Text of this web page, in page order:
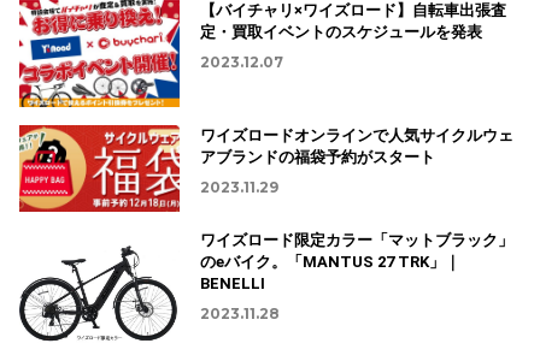
【バイチャリ×ワイズロード】自転車出張査
定・買取イベントのスケジュールを発表
2023.12.07
ワイズロードオンラインで人気サイクルウェ
アブランドの福袋予約がスタート
2023.11.29
ワイズロード限定カラー「マットブラック」
のeバイク。「MANTUS 27 TRK」｜
BENELLI
2023.11.28